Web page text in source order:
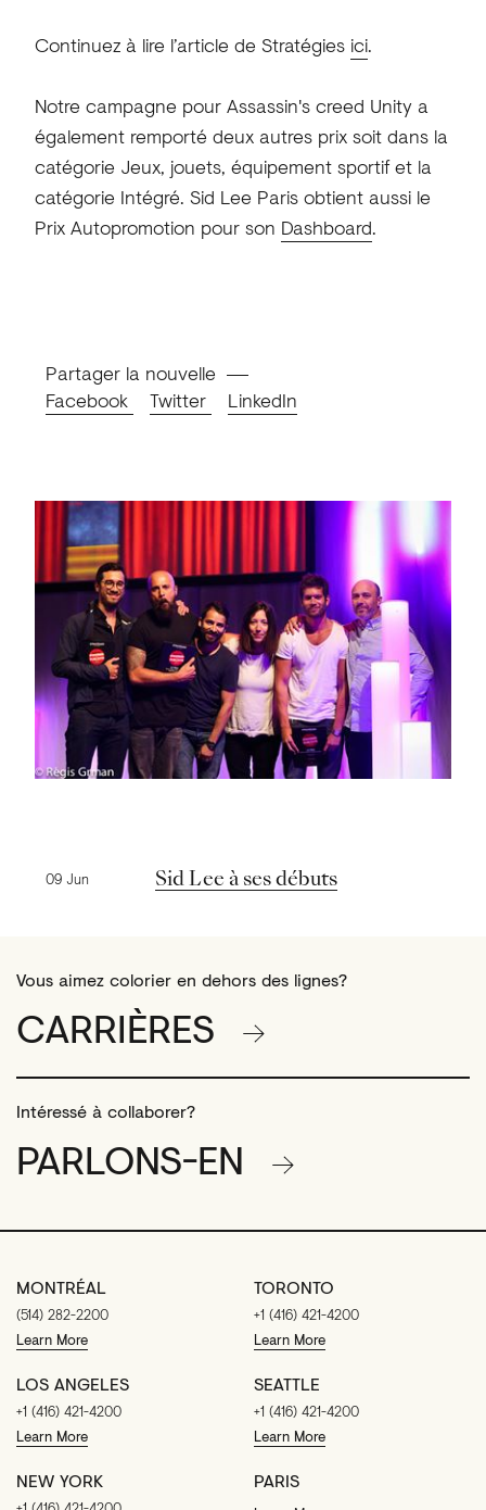
Continuez à lire l’article de Stratégies ici.
Notre campagne pour Assassin's creed Unity a
également remporté deux autres prix soit dans la
catégorie Jeux, jouets, équipement sportif et la
catégorie Intégré. Sid Lee Paris obtient aussi le
Prix Autopromotion pour son Dashboard.
Partager la nouvelle
Facebook
Twitter LinkedIn
Nouvelles précédentes
09 Jun Sid Lee à ses débuts
Vous aimez colorier en dehors des lignes?
CARRIÈRES
Intéressé à collaborer?
PARLONS-EN
MONTRÉAL
(514) 282-2200
Learn More
TORONTO
+1 (416) 421-4200
Learn More
LOS ANGELES
+1 (416) 421-4200
Learn More
SEATTLE
+1 (416) 421-4200
Learn More
NEW YORK PARIS